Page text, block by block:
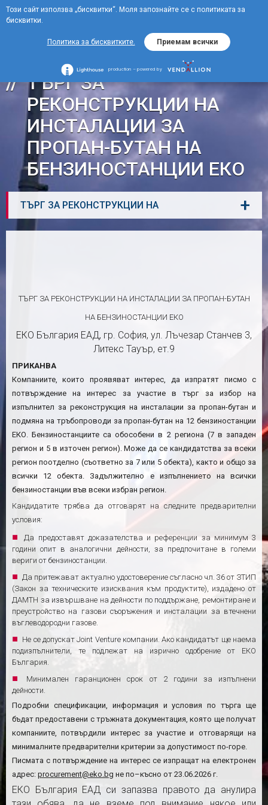
MENU
EN
ТЪРГ ЗА
РЕКОНСТРУКЦИИ НА
ИНСТАЛАЦИИ ЗА
ПРОПАН-БУТАН НА
БЕНЗИНОСТАНЦИИ ЕКО
ТЪРГ ЗА РЕКОНСТРУКЦИИ НА
ИНСТАЛАЦИИ ЗА ПРОПАН-БУТАН НА
+
ТЪРГ ЗА РЕКОНСТРУКЦИИ НА ИНСТАЛАЦИИ ЗА ПРОПАН-БУТАН
НА БЕНЗИНОСТАНЦИИ ЕКО
ЕКО България ЕАД, гр. София, ул. Лъчезар Станчев 3,
Литекс Тауър, ет.9
ПРИКАНВА
Компаниите, които проявяват интерес, да изпратят писмо с
потвърждение на интерес за участие в търг за избор на
изпълнител за реконструкция на инсталации за пропан-бутан и
подмяна на тръбопроводи за пропан-бутан на 12 бензиностанции
ЕКО.Бензиностанциите са обособени в 2 региона (7в западен
регион и 5в източен регион). Може да се кандидатства за всеки
регион поотделно (съответно за 7или 5обекта), както и общо за
всички 12 обекта. Задължително е изпълнението на всички
бензиностанции във всеки избран регион.
Кандидатите трябва да отговарят на следните предварителни
условия:
Да предоставят доказателства и референции за минимум 3
години опит в аналогични дейности, за предпочитане в големи
вериги от бензиностанции.
Да притежават актуално удостоверение съгласно чл. 36 от ЗТИП
(Закон за техническите изисквания към продуктите), издадено от
ДАМТН за извършване на дейности по поддържане, ремонтиране и
преустройство на газови съоръжения и инсталации за втечнени
въглеводородни газове.
Не се допускат Joint Venture компании. Ако кандидатът ще наема
подизпълнители, те подлежат на изрично одобрение от ЕКО
България.
Минимален гаранционен срок от 2 години за изпълнени
дейности.
Подробни спецификации, информация и условия по търга ще
бъдат предоставени с тръжната документация, която ще получат
компаниите, потвърдили интерес за участие и отговарящи на
минималните предварителни критерии за допустимост по-горе.
Писмата с потвърждение на интерес се изпращат на електронен
адрес: procurement@eko.bg не по–късно от 23.06.2026 г.
ЕКО България ЕАД си запазва правото да анулира
Този сайт използва „бисквитки“. Моля запознайте се с политиката за
бисквитки.
Политика за бисквитките. Приемам всички
production – powered by